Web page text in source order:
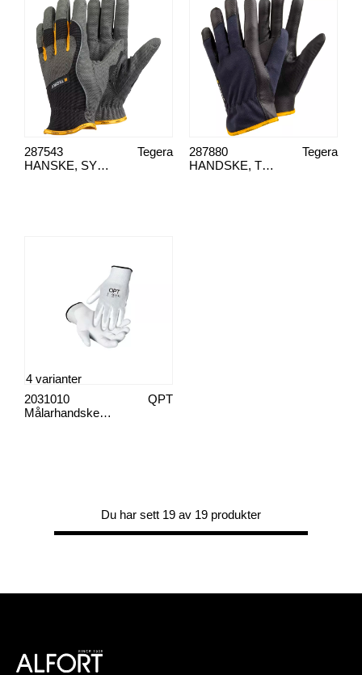
HANSKE, SYNT/LAER TEGERA 9125, 10
Tegera
287543
HANDSKE, TEGERA 326, 9
Tegera
287880
Målarhandske nylon/pu
QPT
2031010
4 varianter
Du har sett 19 av 19 produkter